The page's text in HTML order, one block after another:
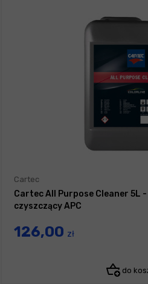
Cartec
Cartec All Purpose Cleaner 5L
czyszczący APC
126,00 zł
do